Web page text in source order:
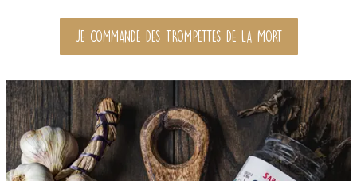
JE COMMANDE DES TROMPETTES DE LA MORT